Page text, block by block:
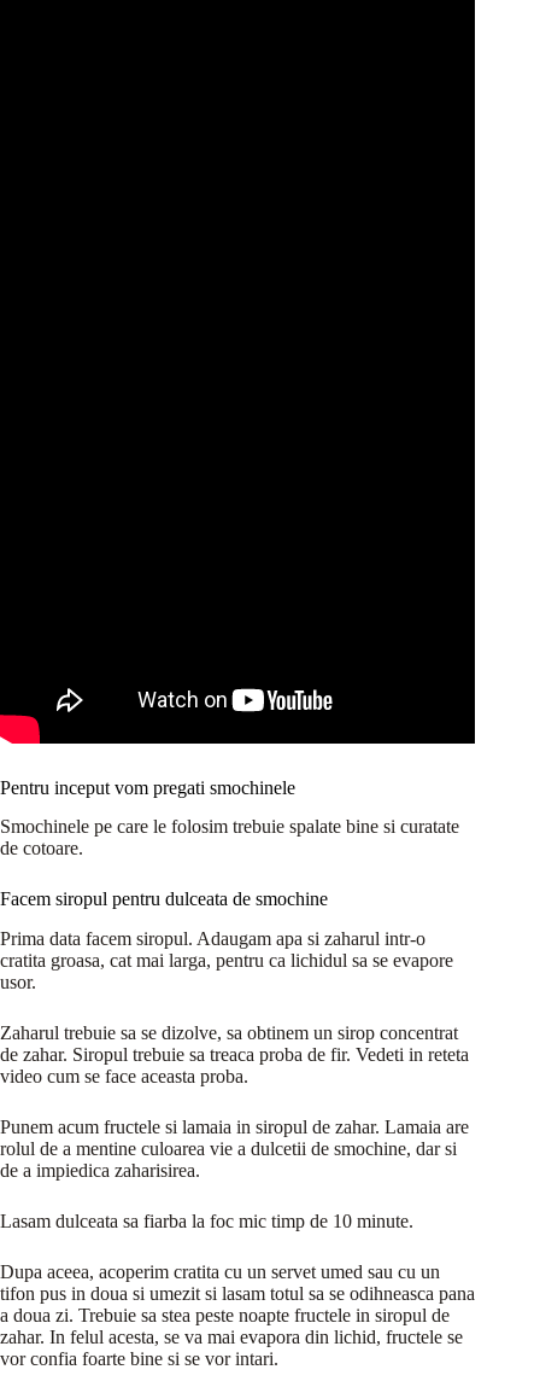
Pentru inceput vom pregati smochinele
Smochinele pe care le folosim trebuie spalate bine si curatate
de cotoare.
Facem siropul pentru dulceata de smochine
Prima data facem siropul. Adaugam apa si zaharul intr-o
cratita groasa, cat mai larga, pentru ca lichidul sa se evapore
usor.
Zaharul trebuie sa se dizolve, sa obtinem un sirop concentrat
de zahar. Siropul trebuie sa treaca proba de fir. Vedeti in reteta
video cum se face aceasta proba.
Punem acum fructele si lamaia in siropul de zahar. Lamaia are
rolul de a mentine culoarea vie a dulcetii de smochine, dar si
de a impiedica zaharisirea.
Lasam dulceata sa fiarba la foc mic timp de 10 minute.
Dupa aceea, acoperim cratita cu un servet umed sau cu un
tifon pus in doua si umezit si lasam totul sa se odihneasca pana
a doua zi. Trebuie sa stea peste noapte fructele in siropul de
zahar. In felul acesta, se va mai evapora din lichid, fructele se
vor confia foarte bine si se vor intari.